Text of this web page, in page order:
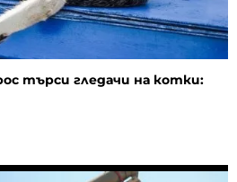
търси гледачи на котки: